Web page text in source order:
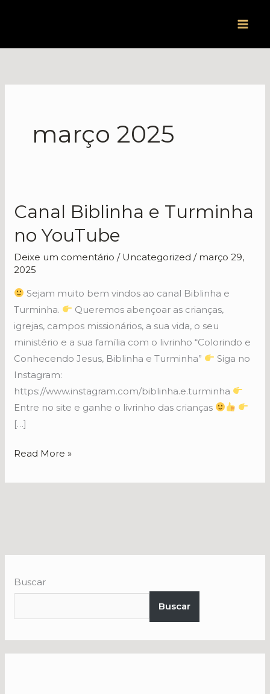
março 2025
Canal Biblinha e Turminha
no YouTube
Deixe um comentário / Uncategorized / março 29,
2025
Sejam muito bem vindos ao canal Biblinha e
Turminha.
Queremos abençoar as crianças,
igrejas, campos missionários, a sua vida, o seu
ministério e a sua família com o livrinho “Colorindo e
Conhecendo Jesus, Biblinha e Turminha”
Siga no
Instagram:
https://www.instagram.com/biblinha.e.turminha
Entre no site e ganhe o livrinho das crianças
[…]
Canal
e
Turminha
no
YouTube
Read More »
Buscar
Buscar